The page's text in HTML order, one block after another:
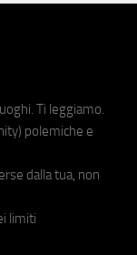
Ti leggiamo.
polemiche e
dalla tua, non
limiti